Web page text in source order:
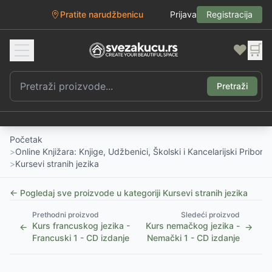
Pratite narudžbenicu Prijava Registracija
❤️ 🛒
Pretraži
Početak
>Online Knjižara: Knjige, Udžbenici, Školski i Kancelarijski Pribor
>Kursevi stranih jezika
← Pogledaj sve proizvode u kategoriji Kursevi stranih jezika
←
Prethodni proizvod
Kurs francuskog jezika -
Francuski 1 - CD izdanje
Sledeći proizvod
Kurs nemačkog jezika -
Nemački 1 - CD izdanje
→